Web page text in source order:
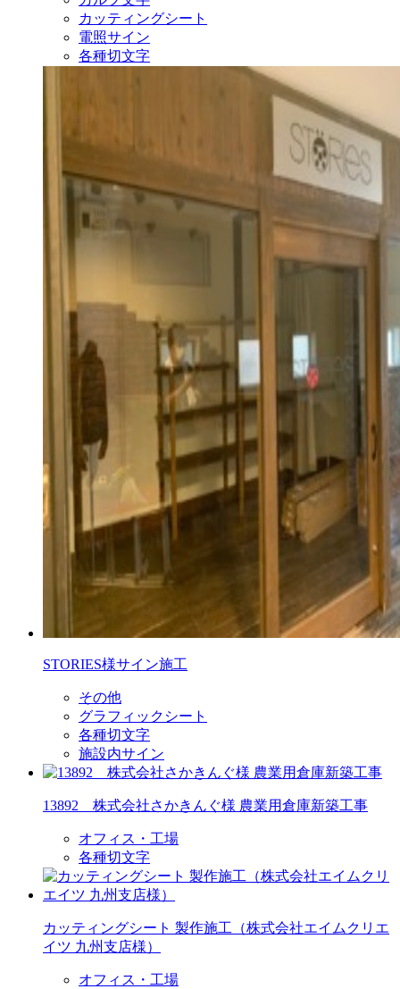
カッティングシート
電照サイン
各種切文字
STORIES様サイン施工
その他
グラフィックシート
各種切文字
施設内サイン
13892 株式会社さかきんぐ様 農業用倉庫新築工事
オフィス・工場
各種切文字
カッティングシート 製作施工（株式会社エイムクリエ
イツ 九州支店様）
オフィス・工場